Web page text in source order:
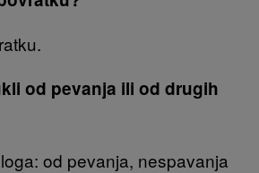
od pevanja ili od drugih
od pevanja, nespavanja